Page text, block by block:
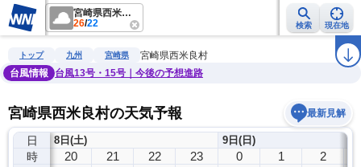
宮崎県西米良村
26/22 検索 現在地
雨雲レーダー 台風情報 地震情報 ラ
トップ 九州 宮崎県
宮崎県西米良村
台風情報
台風13号・15号｜今後の予想進路
宮崎県西米良村の天気予報 最新見解
日
時
8日(土)
19 20 21 22 23
9日(日)
0 1 2